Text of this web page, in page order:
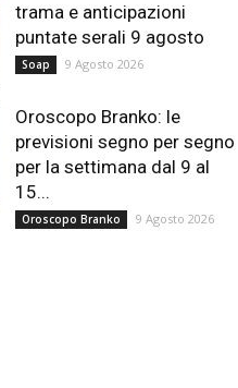
trama e anticipazioni
puntate serali 9 agosto
Soap 9 Agosto 2026
Oroscopo Branko: le
previsioni segno per segno
per la settimana dal 9 al
15...
Oroscopo Branko 9 Agosto 2026